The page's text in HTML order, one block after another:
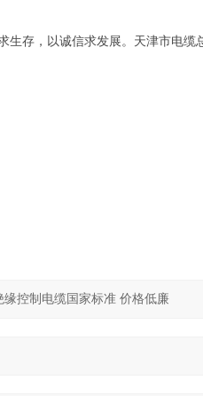
生存，以诚信求发展。天津市电